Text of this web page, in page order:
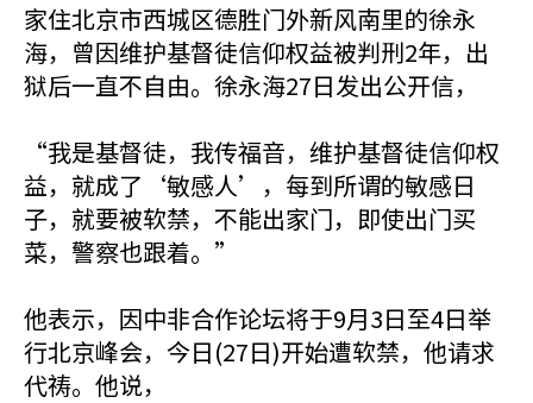
家住北京市西城区德胜门外新风南里的徐永
海，曾因维护基督徒信仰权益被判刑2年，出
狱后一直不自由。徐永海27日发出公开信，
“我是基督徒，我传福音，维护基督徒信仰权
益，就成了‘敏感人’，每到所谓的敏感日
子，就要被软禁，不能出家门，即使出门买
菜，警察也跟着。”
他表示，因中非合作论坛将于9月3日至4日举
行北京峰会，今日(27日)开始遭软禁，他请求
代祷。他说，